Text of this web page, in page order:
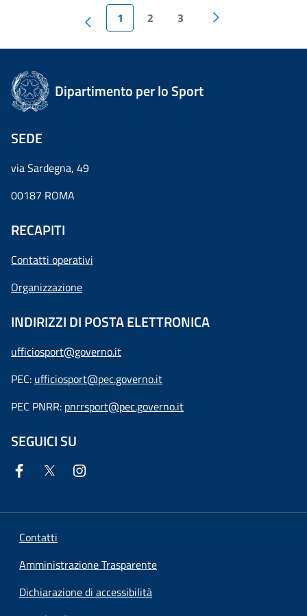
1 2 3
Dipartimento per lo Sport
SEDE
via Sardegna, 49
00187 ROMA
RECAPITI
Contatti operativi
Organizzazione
INDIRIZZI DI POSTA ELETTRONICA
ufficiosport@governo.it
PEC: ufficiosport@pec.governo.it
PEC PNRR: pnrrsport@pec.governo.it
SEGUICI SU
Contatti
Amministrazione Trasparente
Dichiarazione di accessibilità